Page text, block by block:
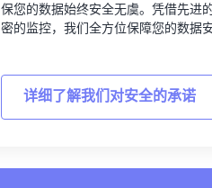
保您的数据始终安全无虞。凭借先进
密的监控，我们全方位保障您的数据安
详细了解我们对安全的承诺